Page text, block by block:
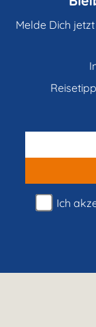
Melde Dich
Ich